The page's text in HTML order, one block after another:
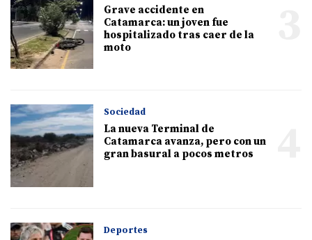
Grave accidente en
Catamarca: un joven fue
hospitalizado tras caer de la
moto
Sociedad
La nueva Terminal de
Catamarca avanza, pero con un
gran basural a pocos metros
Deportes